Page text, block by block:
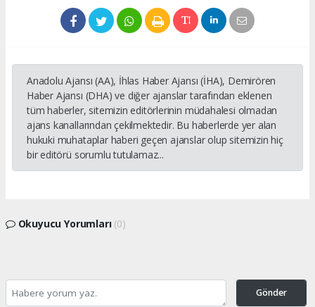
Anadolu Ajansı (AA), İhlas Haber Ajansı (İHA), Demirören
Haber Ajansı (DHA) ve diğer ajanslar tarafından eklenen
tüm haberler, sitemizin editörlerinin müdahalesi olmadan
ajans kanallarından çekilmektedir. Bu haberlerde yer alan
hukuki muhataplar haberi geçen ajanslar olup sitemizin hiç
bir editörü sorumlu tutulamaz...
Okuyucu Yorumları (0)
Gönder